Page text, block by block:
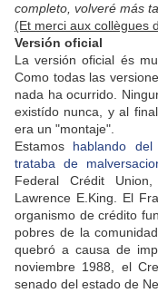
completo, volveré más
(Et merci aux collègues
Versión oficial
La versión oficial és
Como todas las
nada ha ocurrido.
existído nunca, y al
era un "montaje".
Estamos hablando
trataba de
Federal Crédit
Lawrence E.King. El
organismo de crédito
pobres de la
quebró a causa de
noviembre 1988, el
senado del estado de